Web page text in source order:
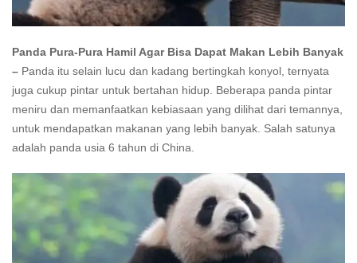
Panda Pura-Pura Hamil Agar Bisa Dapat Makan Lebih Banyak
– Panda itu selain lucu dan kadang bertingkah konyol, ternyata
juga cukup pintar untuk bertahan hidup. Beberapa panda pintar
meniru dan memanfaatkan kebiasaan yang dilihat dari temannya,
untuk mendapatkan makanan yang lebih banyak. Salah satunya
adalah panda usia 6 tahun di China.